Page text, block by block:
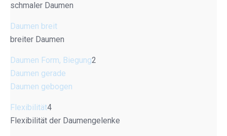
schmaler Daumen
Daumen breit
breiter Daumen
Daumen Form, Biegung2
Daumen gerade
Daumen gebogen
Flexibilität4
Flexibilität der Daumengelenke